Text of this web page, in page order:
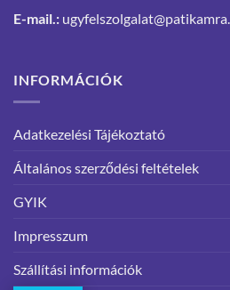
E-mail.:
INFORMÁCIÓK
Adatkezelési Tájékoztató
Általános szerződési feltételek
GYIK
Impresszum
Szállítási információk